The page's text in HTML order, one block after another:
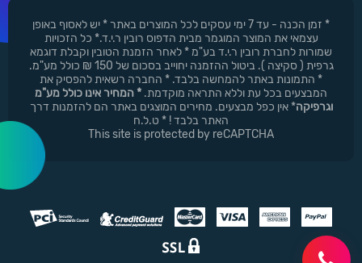
* זמן הכנה - עד 7 ימי עסקים לכל המוצרים באתר * יש לאסוף באופן
עצמאי את המוצר המוגמר מבית הדפוס רובין ר.י.ד.* כל הזכויות
שמורות לחברת רובין ר.י.ד בע"מ * לאחר הזמנת הטובין וקבלת דוגמא
גרפית ( סקיצה ). ביטול ההזמנה יחוייב בסכום של 150 ₪ כולל מע"מ.
* התמונות באתר להמחשה בלבד. * החברה רשאית להפסיק את
המבצעים בכל עת וללא התראה מוקדמת. * המחיר אינו כולל מע"מ
וגרפיקה* אין כפל מבצעים. מחירים המוצגים באתר הם להזמנות דרך
האתר בלבד ! * ט.ל.ח
This site is protected by reCAPTCHA